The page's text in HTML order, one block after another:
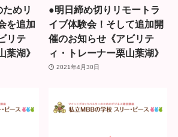
めリ
を追加
リテ
葉湖》
●明日締め切りリモートラ
イブ体験会！そして追加開
催のお知らせ《アビリテ
ィ・トレーナー栗山葉湖》
2021年4月30日